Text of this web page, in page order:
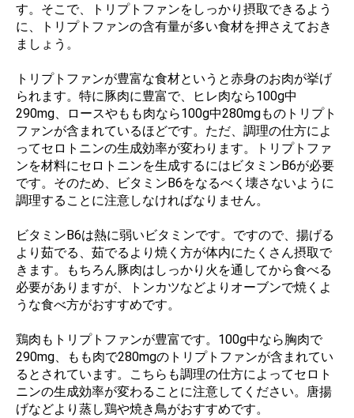
す。そこで、トリプトファンをしっかり摂取できるよう
に、トリプトファンの含有量が多い食材を押さえておき
ましょう。
トリプトファンが豊富な食材というと赤身のお肉が挙げ
られます。特に豚肉に豊富で、ヒレ肉なら100g中
290mg、ロースやもも肉なら100g中280mgものトリプト
ファンが含まれているほどです。ただ、調理の仕方によ
ってセロトニンの生成効率が変わります。トリプトファ
ンを材料にセロトニンを生成するにはビタミンB6が必要
です。そのため、ビタミンB6をなるべく壊さないように
調理することに注意しなければなりません。
ビタミンB6は熱に弱いビタミンです。ですので、揚げる
より茹でる、茹でるより焼く方が体内にたくさん摂取で
きます。もちろん豚肉はしっかり火を通してから食べる
必要がありますが、トンカツなどよりオーブンで焼くよ
うな食べ方がおすすめです。
鶏肉もトリプトファンが豊富です。100g中なら胸肉で
290mg、もも肉で280mgのトリプトファンが含まれてい
るとされています。こちらも調理の仕方によってセロト
ニンの生成効率が変わることに注意してください。唐揚
げなどより蒸し鶏や焼き鳥がおすすめです。